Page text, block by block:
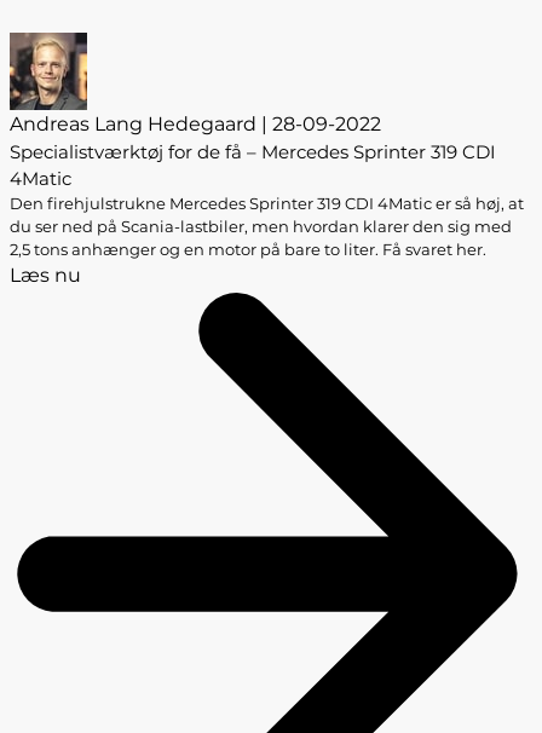
Andreas Lang Hedegaard | 28-09-2022
Specialistværktøj for de få – Mercedes Sprinter 319 CDI
4Matic
Den firehjulstrukne Mercedes Sprinter 319 CDI 4Matic er så høj, at
du ser ned på Scania-lastbiler, men hvordan klarer den sig med
2,5 tons anhænger og en motor på bare to liter. Få svaret her.
Læs nu